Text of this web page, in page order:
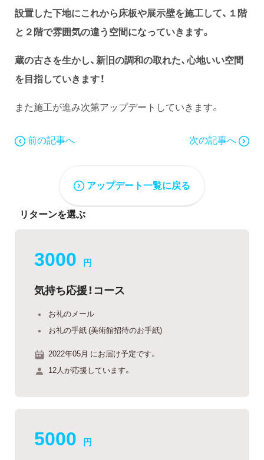
設置した下地にこれから床板や展示壁を施工して、１階
と２階で雰囲気の違う空間になっていきます。
蔵の古さを生かし、新旧の調和の取れた、心地いい空間
を目指していきます！
また施工が進み次第アップデートしていきます。
前の記事へ 次の記事へ
アップデート一覧に戻る
リターンを選ぶ
3000 円
気持ち応援！コース
お礼のメール
お礼の手紙 (美術館招待のお手紙)
2022年05月 にお届け予定です。
12人が応援しています。
5000 円